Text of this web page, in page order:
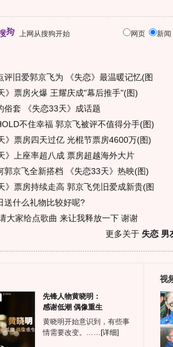
上网从搜狗开始 网页 新闻
评旧爱郭京飞为 《失恋》最温暖记忆(图
》票房火爆 王耀庆成"幕后推手"(图)
俗套 《失恋33天》成话题
不住幸福 郭京飞被评不值得分手(图)
》票房四天过亿 光棍节票房4600万(图)
》上座率超八成 票房超越海外大片
郭京飞全新搭档 《失恋33天》热映(图)
》票房持续走高 郭京飞凭旧爱成新贵(图
送什么礼物比较好呢?
大家给点歌曲 来让我释放一下 谢谢
更多关于 失恋 男
先锋人物黄晓明：
感谢低潮 偶像重生
黄晓明开始意识到，有些事
情需要改变。…… [详细]
视